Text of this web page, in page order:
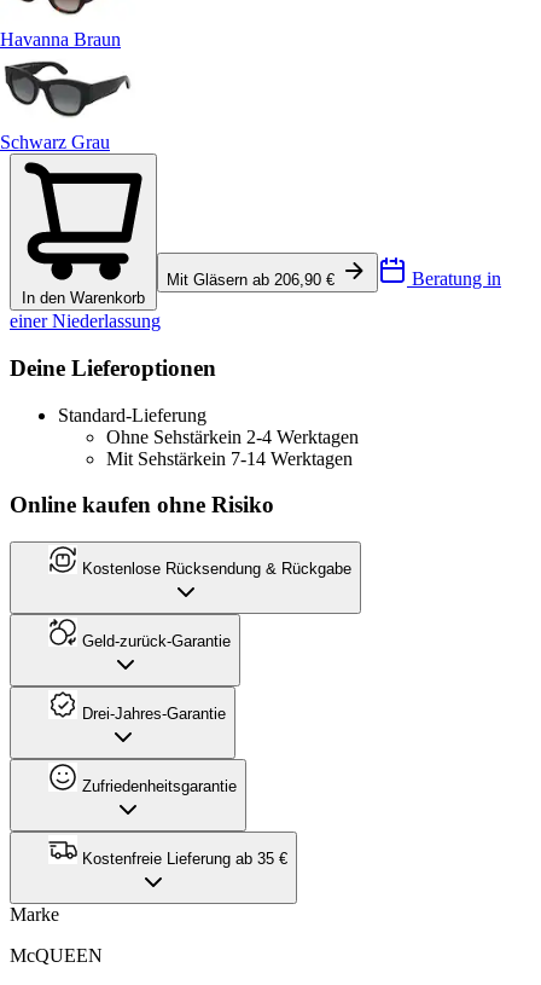
Havanna Braun
Schwarz Grau
In den Warenkorb
Mit Gläsern ab 206,90 € Beratung in
einer Niederlassung
Deine Lieferoptionen
Standard-Lieferung
Ohne Sehstärkein 2-4 Werktagen
Mit Sehstärkein 7-14 Werktagen
Online kaufen ohne Risiko
Kostenlose Rücksendung & Rückgabe
Geld-zurück-Garantie
Drei-Jahres-Garantie
Zufriedenheitsgarantie
Kostenfreie Lieferung ab 35 €
Marke
McQUEEN